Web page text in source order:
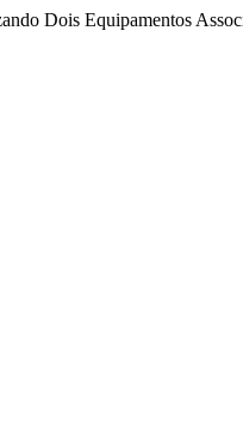
Dois Equipamentos